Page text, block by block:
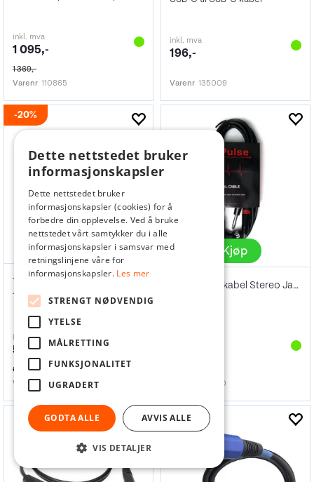
inkl. mva
1 095,-
1 369,-
Varenr 110865
inkl. mva
196,-
Varenr 135009
20%
Kjøp
1x3.5mm jack+ HICON 3.5mm jack metal.
inkl. mva
513,-
641,-
Varenr
131981
Kjøp
Pulse Signalkabel Stereo Jack -2x Jack
103740
Dette nettstedet bruker
informasjonskapsler
Dette nettstedet bruker
informasjonskapsler (cookies) for å
forbedre din opplevelse. Ved å bruke
nettstedet vårt samtykker du i alle
informasjonskapsler i samsvar med
retningslinjene våre for
informasjonskapsler. Les mer
STRENGT NØDVENDIG
YTELSE
MÅLRETTING
FUNKSJONALITET
UGRADERT
GODTA ALLE AVVIS ALLE
VIS DETALJER